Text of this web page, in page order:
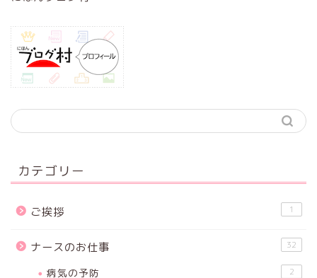
カテゴリー
ご挨拶 1
ナースのお仕事 32
病気の予防 2